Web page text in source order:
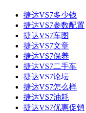
捷达VS7多少钱
捷达VS7参数配置
捷达VS7车图
捷达VS7文章
捷达VS7保养
捷达VS7二手车
捷达VS7论坛
捷达VS7怎么样
捷达VS7油耗
捷达VS7优惠促销